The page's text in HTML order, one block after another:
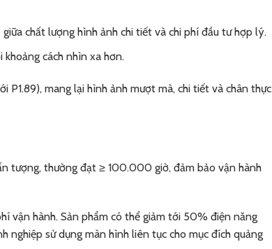
chất lượng hình ảnh chi tiết và chi phí đầu tư hợp lý.
khoảng cách nhìn xa hơn.
P1.89), mang lại hình ảnh mượt mà, chi tiết và chân thực
tượng, thường đạt ≥ 100.000 giờ, đảm bảo vận hành
vận hành. Sản phẩm có thể giảm tới 50% điện năng
nghiệp sử dụng màn hình liên tục cho mục đích quảng